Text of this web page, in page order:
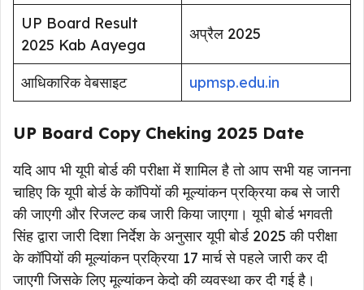
UP Board Result
2025 Kab Aayega
अप्रैल 2025
आधिकारिक वेबसाइट upmsp.edu.in
UP Board Copy Cheking 2025 Date
यदि आप भी यूपी बोर्ड की परीक्षा में शामिल है तो आप सभी यह जानना
चाहिए कि यूपी बोर्ड के कॉपियों की मूल्यांकन प्रक्रिया कब से जारी
की जाएगी और रिजल्ट कब जारी किया जाएगा। यूपी बोर्ड भगवती
सिंह द्वारा जारी दिशा निर्देश के अनुसार यूपी बोर्ड 2025 की परीक्षा
के कॉपियों की मूल्यांकन प्रक्रिया 17 मार्च से पहले जारी कर दी
जाएगी जिसके लिए मूल्यांकन केदो की व्यवस्था कर दी गई है।